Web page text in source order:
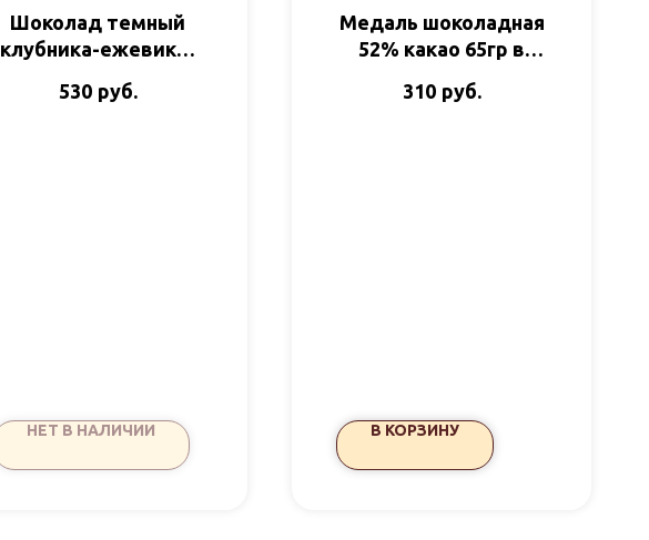
Шоколад темный
клубника-ежевика-
Время Шоколада
530 руб.
НЕТ В НАЛИЧИИ
Медаль шоколадная
52% какао 65гр в
310 руб.
В КОРЗИНУ